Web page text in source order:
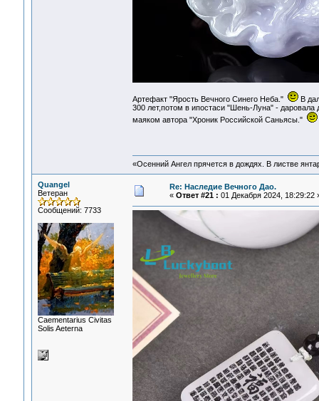
Артефакт "Ярость Вечного Синего Неба."
В
300 лет,потом в ипостаси "Шень-Луна" -
маяком автора "Хроник Российской Саньясы."
«Осенний Ангел прячется в дождях. В листве
Quangel
Ветеран
Сообщений: 7733
Сaementarius Civitas
Solis Aeterna
Re: Наследие Вечного Дао.
« Ответ #21 : 01 Декабря 2024, 18:29:22